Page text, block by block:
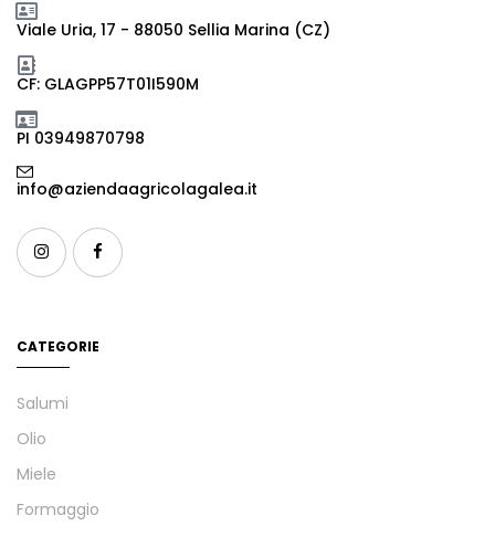
Viale Uria, 17 - 88050 Sellia Marina (CZ)
CF: GLAGPP57T01I590M
PI 03949870798
info@aziendaagricolagalea.it
CATEGORIE
Salumi
Olio
Miele
Formaggio